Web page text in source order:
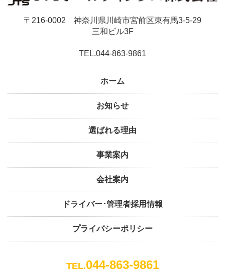
〒216-0002 神奈川県川崎市宮前区東有馬3-5-29
三和ビル3F
TEL.044-863-9861
ホーム
お知らせ
選ばれる理由
事業案内
会社案内
ドライバー･管理者採用情報
プライバシーポリシー
TEL.044-863-9861